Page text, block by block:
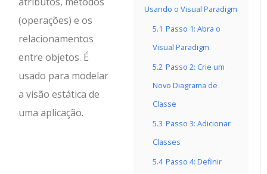
Usando o Visual Paradigm
5.1 Passo 1: Abra o
Visual Paradigm
5.2 Passo 2: Crie um
Novo Diagrama de
Classe
5.3 Passo 3: Adicionar
Classes
5.4 Passo 4: Definir
(operações) e os
relacionamentos
entre objetos. É
usado para modelar
a visão estática de
uma aplicação.